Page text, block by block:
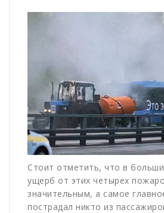
Стоит отметить, что в
ущерб от этих четырех
значительным, а самое
пострадал никто из